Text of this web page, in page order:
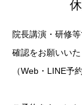
院長講演・研修
確認をお願いいた
（Web・LINE予